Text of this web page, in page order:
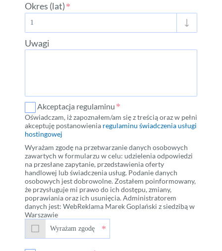
Okres (lat)
Uwagi
Akceptacja regulaminu
Oświadczam, iż zapoznałem/am się z treścią oraz w pełni
akceptuję postanowienia regulaminu świadczenia usługi
hostingowej
Wyrażam zgodę na przetwarzanie danych osobowych
zawartych w formularzu w celu: udzielenia odpowiedzi
na przesłane zapytanie, przedstawienia oferty
handlowej lub świadczenia usług. Podanie danych
osobowych jest dobrowolne. Zostałem poinformowany,
że przysługuje mi prawo do ich dostępu, zmiany,
poprawiania oraz ich usunięcia. Administratorem
danych jest: WebReklama Marek Goplański z siedzibą w
Warszawie
Wyrażam zgodę